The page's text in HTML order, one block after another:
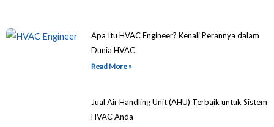
Apa Itu HVAC Engineer? Kenali Perannya dalam
Dunia HVAC
Read More »
Jual Air Handling Unit (AHU) Terbaik untuk Sistem
HVAC Anda